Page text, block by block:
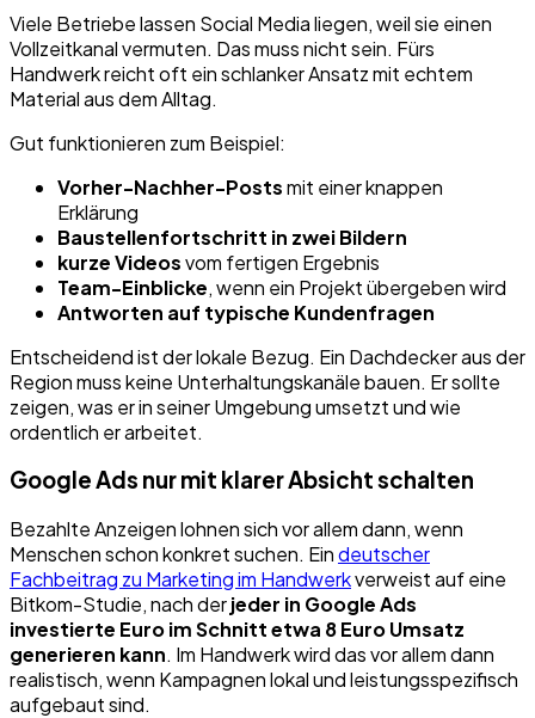
Viele Betriebe lassen Social Media liegen, weil sie einen
Vollzeitkanal vermuten. Das muss nicht sein. Fürs
Handwerk reicht oft ein schlanker Ansatz mit echtem
Material aus dem Alltag.
Gut funktionieren zum Beispiel:
Vorher-Nachher-Postsmit einer knappen
Erklärung
Baustellenfortschritt in zwei Bildern
kurze Videosvom fertigen Ergebnis
Team-Einblicke, wenn ein Projekt übergeben wird
Antworten auf typische Kundenfragen
Entscheidend ist der lokale Bezug. Ein Dachdecker aus der
Region muss keine Unterhaltungskanäle bauen. Er sollte
zeigen, was er in seiner Umgebung umsetzt und wie
ordentlich er arbeitet.
Google Ads nur mit klarer Absicht schalten
Bezahlte Anzeigen lohnen sich vor allem dann, wenn
Menschen schon konkret suchen. Eindeutscher
Fachbeitrag zu Marketing im Handwerkverweist auf eine
Bitkom-Studie, nach derjeder in Google Ads
investierte Euro im Schnitt etwa 8 Euro Umsatz
generieren kann. Im Handwerk wird das vor allem dann
realistisch, wenn Kampagnen lokal und leistungsspezifisch
aufgebaut sind.